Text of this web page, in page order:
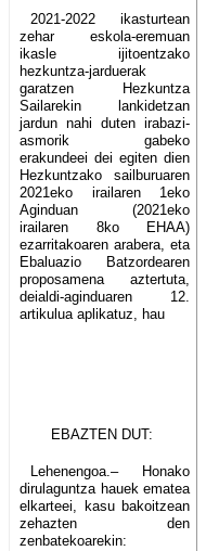
2021-2022 ikasturtean
zehar eskola-eremuan
ikasle ijitoentzako
hezkuntza-jarduerak
garatzen Hezkuntza
Sailarekin lankidetzan
jardun nahi duten irabazi-
asmorik gabeko
erakundeei dei egiten dien
Hezkuntzako sailburuaren
2021eko irailaren 1eko
Aginduan (2021eko
irailaren 8ko EHAA)
ezarritakoaren arabera, eta
Ebaluazio Batzordearen
proposamena aztertuta,
deialdi-aginduaren 12.
artikulua aplikatuz, hau
EBAZTEN DUT:
Lehenengoa.– Honako
dirulaguntza hauek ematea
elkarteei, kasu bakoitzean
zehazten den
zenbatekoarekin: